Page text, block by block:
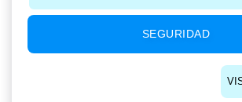
SEGURIDAD